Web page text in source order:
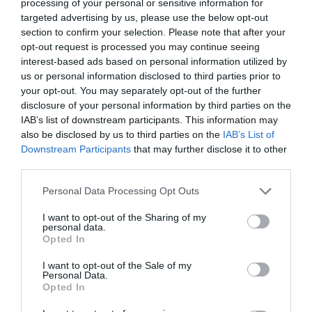
processing of your personal or sensitive information for
targeted advertising by us, please use the below opt-out
section to confirm your selection. Please note that after your
opt-out request is processed you may continue seeing
interest-based ads based on personal information utilized by
us or personal information disclosed to third parties prior to
your opt-out. You may separately opt-out of the further
disclosure of your personal information by third parties on the
IAB’s list of downstream participants. This information may
also be disclosed by us to third parties on the IAB’s List of
Downstream Participants that may further disclose it to other
Please note that this website/app uses one or more Google
not limited to your visit or usage behaviour. You may click to
grant or deny consent to Google and its third-party tags to
use your data for below specified purposes in below Google
consent section.
Personal Data Processing Opt Outs
I want to opt-out of the Sharing of my
personal data.
Opted In
I want to opt-out of the Sale of my
Personal Data.
Opted In
A CSALÁDOKAT, A
KARÁCSONYI VÁSÁR PEDIG
BRNO LAKOSAIT HOZZA
ÖSSZE
– idézte Janulíkovát aBrno Daily. Brnóban a
vásárolgatás, valamint az ételek és italok kóstolása
jégkorcsolyapályán pedig még a leghidegebb
napokon is átmozgathatjuk magunkat. A vásáron
részt vehetünk egy gyertyakészítő workshopon, a
standok között pedig Brno legjobb éttermei is